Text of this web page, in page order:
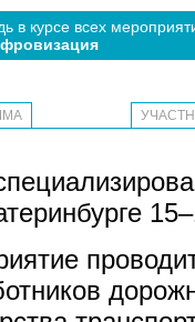
в курсе всех